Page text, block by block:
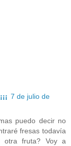
7 de julio de
puedo decir no
fresas todavía
otra fruta? Voy a